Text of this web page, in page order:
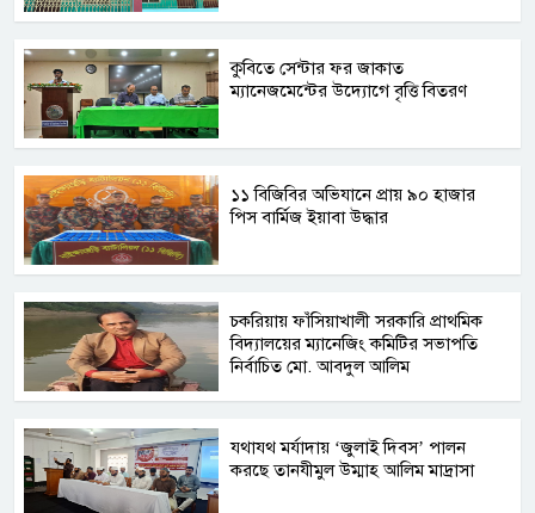
কুবিতে সেন্টার ফর জাকাত
ম্যানেজমেন্টের উদ্যোগে বৃত্তি বিতরণ
১১ বিজিবির অভিযানে প্রায় ৯০ হাজার
পিস বার্মিজ ইয়াবা উদ্ধার
চকরিয়ায় ফাঁসিয়াখালী সরকারি প্রাথমিক
বিদ্যালয়ের ম্যানেজিং কমিটির সভাপতি
নির্বাচিত মো. আবদুল আলিম
যথাযথ মর্যাদায় ‘জুলাই দিবস’ পালন
করছে তানযীমুল উম্মাহ আলিম মাদ্রাসা